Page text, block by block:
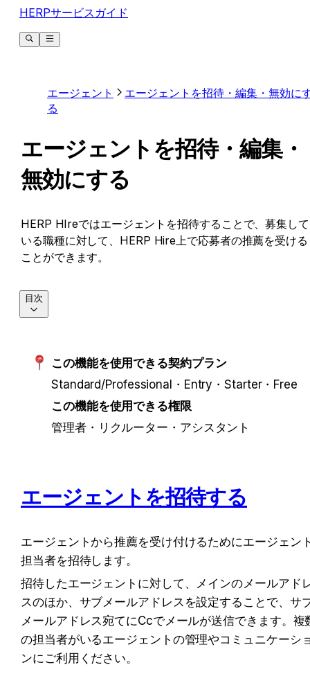
HERPサービスガイド
エージェント
エージェントを招待・編集・無効に
る
エージェントを招待・編集・
無効にする
HERP HIreではエージェントを招待することで、募集して
いる職種に対して、HERP Hire上で応募者の推薦を受ける
ことができます。
この機能を使用できる契約プラン
Standard/Professional・Entry・Starter・Free
この機能を使用できる権限
管理者・リクルーター・アシスタント
エージェントを招待する
エージェントから推薦を受け付けるためにエージェン
担当者を招待します。
招待したエージェントに対して、メインのメールアド
スのほか、サブメールアドレスを設定することで、サ
メールアドレス宛てにCcでメールが送信できます。複
の担当者がいるエージェントの管理やコミュニケーシ
ンにご利用ください。
目次